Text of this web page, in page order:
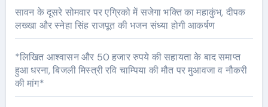
सावन के दूसरे सोमवार पर एग्रिको में सजेगा भक्ति का महाकुंभ, दीपक
लख्खा और स्नेहा सिंह राजपूत की भजन संध्या होगी आकर्षण
*लिखित आश्वासन और 50 हजार रुपये की सहायता के बाद समाप्त
हुआ धरना, बिजली मिस्त्री रवि चाम्पिया की मौत पर मुआवजा व नौकरी
की मांग*